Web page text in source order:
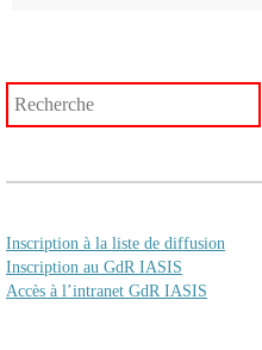
Inscription à la liste de diffusion
Inscription au GdR IASIS
Accès à l’intranet GdR IASIS